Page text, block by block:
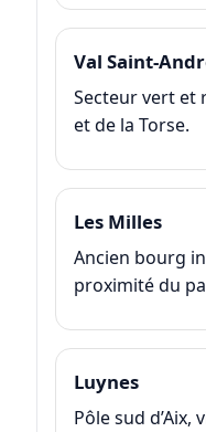
Val Saint-
Secteur vert et
et de la Torse.
Les Milles
Ancien bourg
proximité du
Luynes
Pôle sud d’Aix,